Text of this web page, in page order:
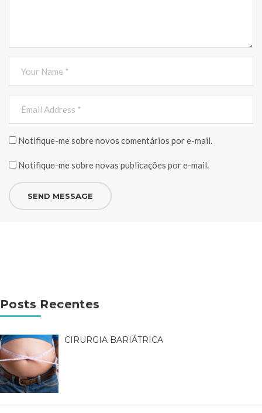
Notifique-me sobre novos comentários por e-mail.
Notifique-me sobre novas publicações por e-mail.
Posts Recentes
CIRURGIA BARIÁTRICA